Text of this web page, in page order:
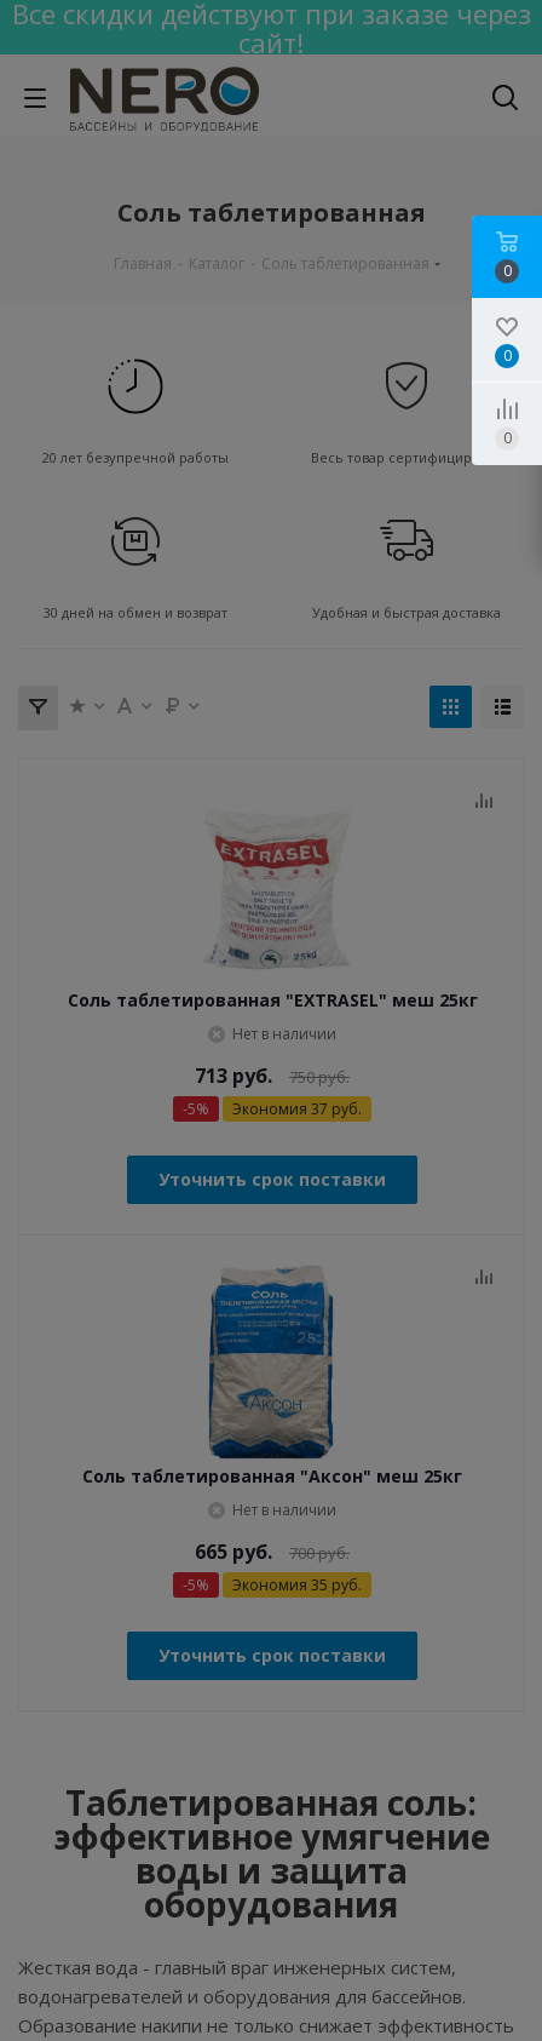
Все скидки действуют при заказе через
сайт!
Соль таблетированная
Главная - Каталог - Соль таблетированная
20 лет безупречной работы Весь товар сертифицирован
30 дней на обмен и возврат Удобная и быстрая доставка
Соль таблетированная "EXTRASEL" меш 25кг
Нет в наличии
713 руб. 750руб.
-5% Экономия 37 руб.
Уточнить срок поставки
Соль таблетированная "Аксон" меш 25кг
Нет в наличии
665 руб. 700руб.
-5% Экономия 35 руб.
Уточнить срок поставки
Таблетированная соль:
эффективное умягчение
воды и защита
оборудования
Жесткая вода - главный враг инженерных систем,
водонагревателей и оборудования для бассейнов.
Образование накипи не только снижает эффективность
0
0
0